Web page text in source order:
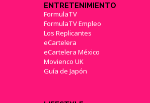
ENTRETENIMIENTO
FormulaTV
FormulaTV Empleo
Los Replicantes
eCartelera
eCartelera México
Movienco UK
Guía de Japón